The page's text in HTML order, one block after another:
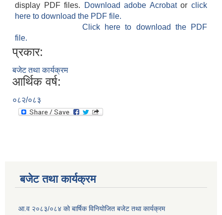
display PDF files.
Download adobe Acrobatorclick
here to download the PDF file.
Click here to download the PDF
file.
प्रकार:
बजेट तथा कार्यक्रम
आर्थिक वर्ष:
०८२/०८३
बजेट तथा कार्यक्रम
आ.व २०८३/०८४ को बार्षिक विनियोजित बजेट तथा कार्यक्रम